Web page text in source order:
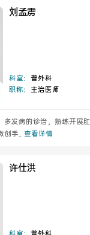
刘孟雳
科室：普外科
职称： 主治医师
多发病的诊治，熟练开展
手... 查看详情
许仕洪